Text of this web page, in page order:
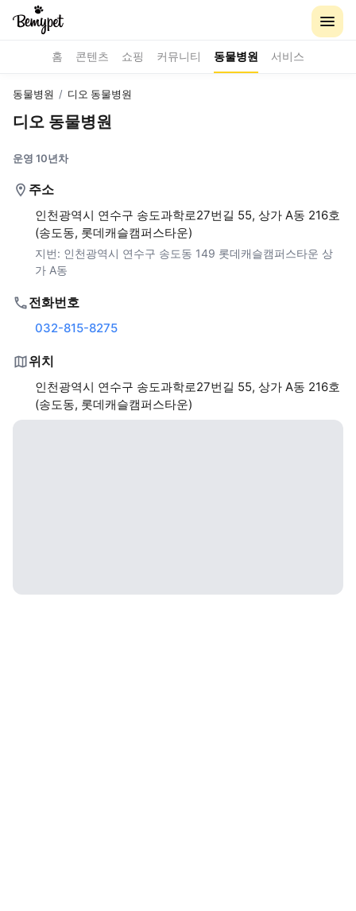
홈 콘텐츠 쇼핑 커뮤니티 동물병원 서비스
동물병원 / 디오 동물병원
디오 동물병원
운영 10년차
주소
인천광역시 연수구 송도과학로27번길 55, 상가 A동 216호
(송도동, 롯데캐슬캠퍼스타운)
지번: 인천광역시 연수구 송도동 149 롯데캐슬캠퍼스타운 상
가 A동
전화번호
032-815-8275
위치
인천광역시 연수구 송도과학로27번길 55, 상가 A동 216호
(송도동, 롯데캐슬캠퍼스타운)